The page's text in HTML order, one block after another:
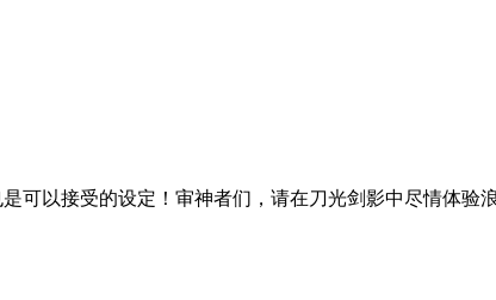
可以接受的设定！审神者们，请在刀光剑影中尽情体验